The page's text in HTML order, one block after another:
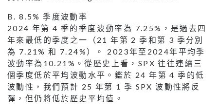
B. 8.5% 季度波動率
2024 年第 4 季的季度波動率為 7.25%，是過去四
年來最低的季度之一（21 年第 2 季和第 3 季分別
為 7.21% 和 7.24%）。 2023年至2024年平均季
波動率為10.21%。從歷史上看，SPX 往往連續三
個季度低於平均波動水平。鑑於 24 年第 4 季的低
波動性，我們預計 25 年第 1 季 SPX 波動性將反
彈，但仍將低於歷史平均值。